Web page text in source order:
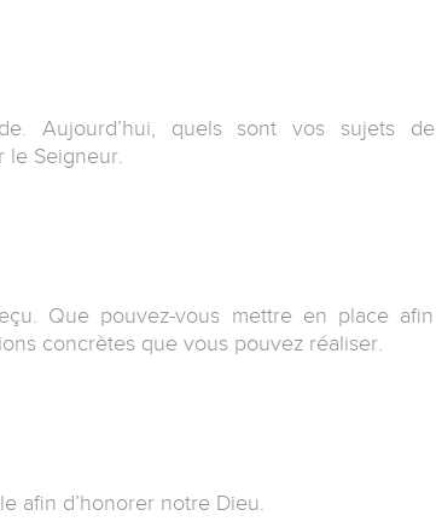
Aujourd’hui, quels sont vos sujets de
le Seigneur.
Que pouvez-vous mettre en place afin
concrètes que vous pouvez réaliser.
afin d’honorer notre Dieu.